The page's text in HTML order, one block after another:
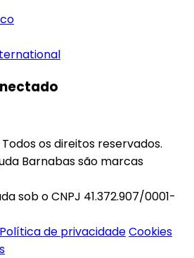
os direitos reservados.
Barnabas são marcas
sob o CNPJ 41.372.907/0001-
Política de privacidadeCookies